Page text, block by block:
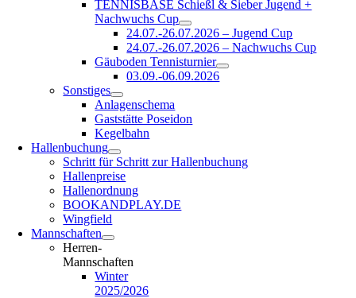
TENNISBASE Schießl & Sieber Jugend +
Nachwuchs Cup
24.07.-26.07.2026 – Jugend Cup
24.07.-26.07.2026 – Nachwuchs Cup
Gäuboden Tennisturnier
03.09.-06.09.2026
Sonstiges
Anlagenschema
Gaststätte Poseidon
Kegelbahn
Hallenbuchung
Schritt für Schritt zur Hallenbuchung
Hallenpreise
Hallenordnung
BOOKANDPLAY.DE
Wingfield
Mannschaften
Herren-
Mannschaften
Winter
2025/2026